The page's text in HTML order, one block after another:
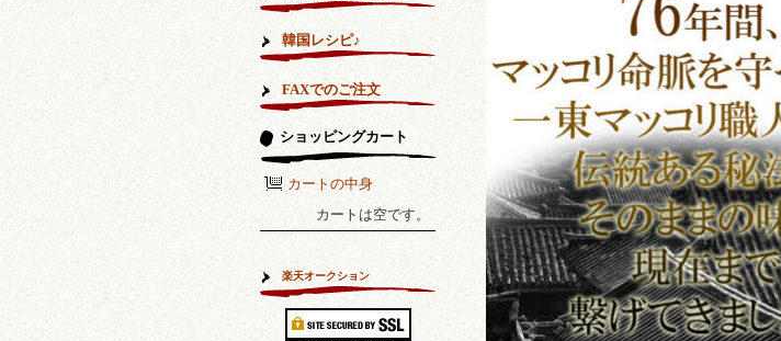
韓国レシピ♪
FAXでのご注文
ショッピングカート
カートの中身
カートは空です。
楽天オークション